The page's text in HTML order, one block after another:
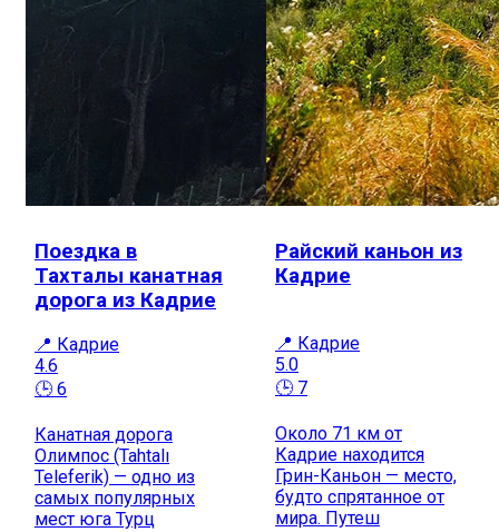
Поездка в
Тахталы канатная
дорога из Кадрие
📍 Кадрие
4.6
🕒 6
Канатная дорога
Олимпос (Tahtalı
Teleferik) — одно из
самых популярных
мест юга Турц
Райский каньон из
Кадрие
📍 Кадрие
5.0
🕒 7
Около 71 км от
Кадрие находится
Грин-Каньон — место,
будто спрятанное от
мира. Путеш